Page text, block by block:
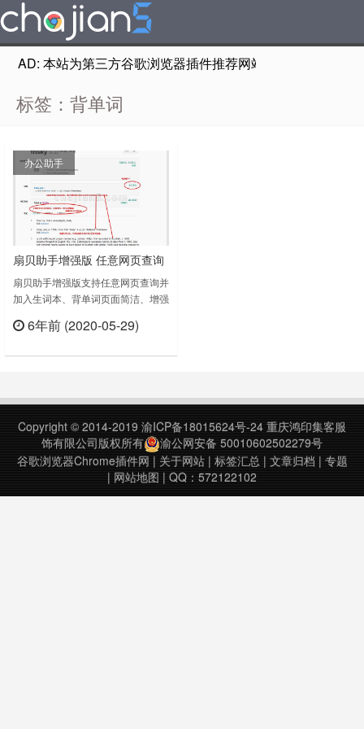
AD: 本站为第三方谷歌浏览器插件推荐网站，非Google
标签：背单词
办公助手
扇贝助手增强版 任意网页查询
并加入生词本
扇贝助手增强版支持任意网页查询并
加入生词本、背单词页面简洁、增强
捷键扇贝网用户使用：快捷键快捷键
前用户的贡献，本Chrome 扩展有几
Webster 上有……
6年前 (2020-05-29)
Copyright © 2014-2019 渝ICP备18015624号-24 重庆鸿印集客服
饰有限公司版权所有
渝公网安备 50010602502279号
谷歌浏览器Chrome插件网 | 关于网站| 标签汇总| 文章归档 | 专题
| 网站地图 | QQ：572122102